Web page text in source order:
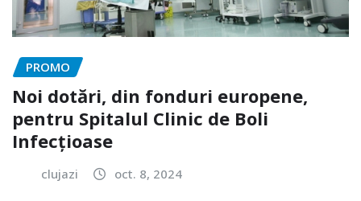
PROMO
Noi dotări, din fonduri europene,
pentru Spitalul Clinic de Boli
Infecțioase
clujazi oct. 8, 2024